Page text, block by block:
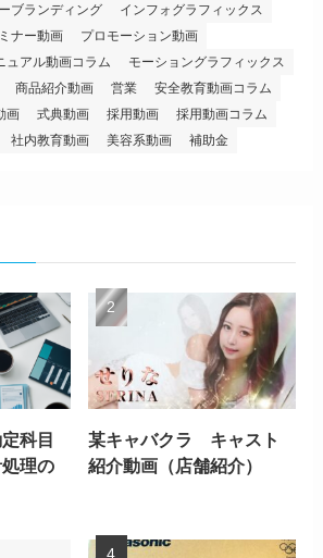
ブランディング
インフォグラフィックス
ナー動画
プロモーション動画
ュアル動画コラム
モーショングラフィックス
商品紹介動画 営業
安全教育動画コラム
画 式典動画 採用動画
採用動画コラム
社内教育動画 美容系動画 補助金
科目
理の
某キャバクラ キャスト
紹介動画（店舗紹介）